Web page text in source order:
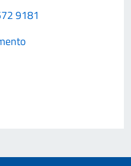
9181